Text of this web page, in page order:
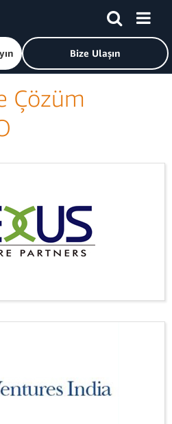
ana sayfasına dönmek için buraya
Bize Ulaşın
Çözüm